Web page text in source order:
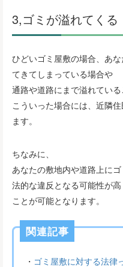
3,ゴミが溢れてくる
ひどいゴミ屋敷の場合、あ
てきてしまっている場合や
通路や道路にまで溢れている
こういった場合には、近隣
ます。
ちなみに、
あなたの敷地内や道路上にゴ
法的な違反となる可能性が
ことが可能となります。
関連記事
・ ゴミ屋敷に対する法律